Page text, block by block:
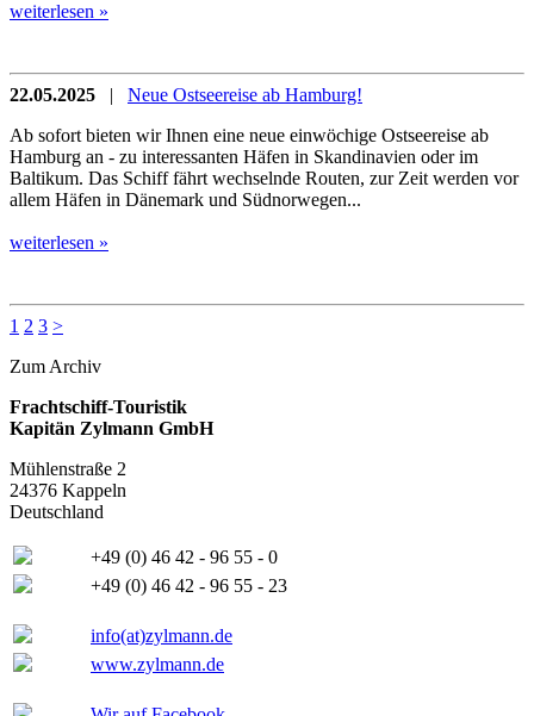
weiterlesen »
22.05.2025 | Neue Ostseereise ab Hamburg!
Ab sofort bieten wir Ihnen eine neue einwöchige Ostseereise ab
Hamburg an - zu interessanten Häfen in Skandinavien oder im
Baltikum. Das Schiff fährt wechselnde Routen, zur Zeit werden vor
allem Häfen in Dänemark und Südnorwegen...
weiterlesen »
1 2 3 >
Zum Archiv
Frachtschiff-Touristik
Kapitän Zylmann GmbH
Mühlenstraße 2
24376 Kappeln
Deutschland
+49 (0) 46 42 - 96 55 - 0
+49 (0) 46 42 - 96 55 - 23
info(at)zylmann.de
www.zylmann.de